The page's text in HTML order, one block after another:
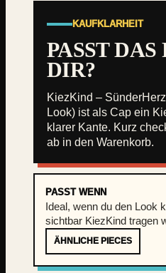
e
-
o
k
)
e
n
g
e
KAUFKLARHEIT
PASST
DIR?
KiezKind –
Look) ist als Cap ein
klarer Kante. Kurz
ab in den Warenkorb.
PASST WENN
Ideal, wenn du den Look
sichtbar KiezKind tragen
ÄHNLICHE PIECES